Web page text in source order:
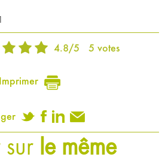
4.8/5 5 votes
Imprimer
le même